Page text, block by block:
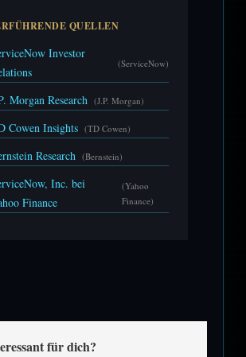
QUELLEN
Investor
(ServiceNow)
Morgan Research (J.P. Morgan)
Cowen Insights (TD Cowen)
Research (Bernstein)
Inc. bei
Finance
(Yahoo
Finance)
für dich?